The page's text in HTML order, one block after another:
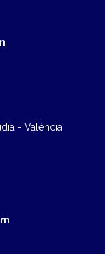
- València